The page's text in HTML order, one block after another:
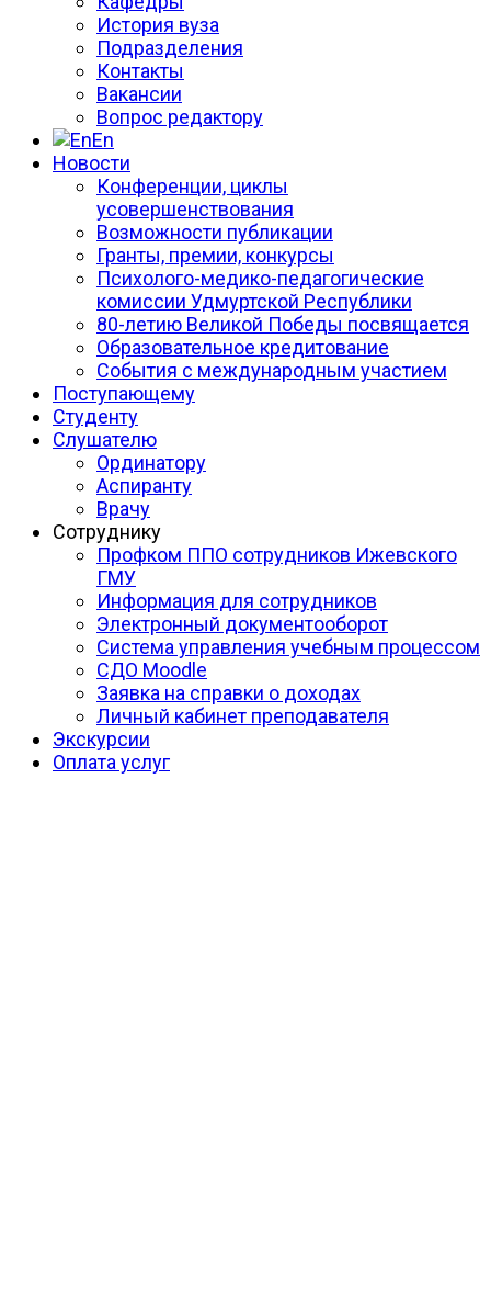
История вуза
Подразделения
Контакты
Вакансии
Вопрос редактору
En
Новости
Конференции, циклы
усовершенствования
Возможности публикации
Гранты, премии, конкурсы
Психолого-медико-педагогические
комиссии Удмуртской Республики
80-летию Великой Победы посвящается
Образовательное кредитование
События с международным участием
Поступающему
Студенту
Слушателю
Ординатору
Аспиранту
Врачу
Сотруднику
Профком ППО сотрудников Ижевского
ГМУ
Информация для сотрудников
Электронный документооборот
Система управления учебным процессом
СДО Moodle
Заявка на справки о доходах
Личный кабинет преподавателя
Экскурсии
Оплата услуг